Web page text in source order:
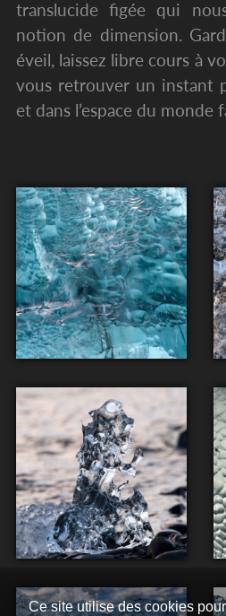
Ce site utilise des cookies
translucide figée qui
notion de dimension.
éveil, laissez libre cours à
vous retrouver un instant